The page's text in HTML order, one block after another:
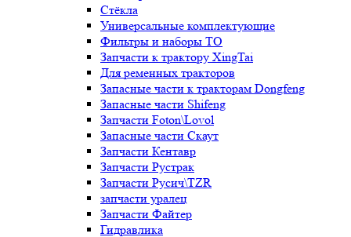
Стёкла
Универсальные комплектующие
Фильтры и наборы ТО
Запчасти к трактору XingTai
Для ременных тракторов
Запасные части к тракторам Dongfeng
Запасные части Shifeng
Запчасти Foton\Lovol
Запасные части Скаут
Запчасти Кентавр
Запчасти Рустрак
Запчасти Русич\TZR
запчасти уралец
Запчасти Файтер
Гидравлика